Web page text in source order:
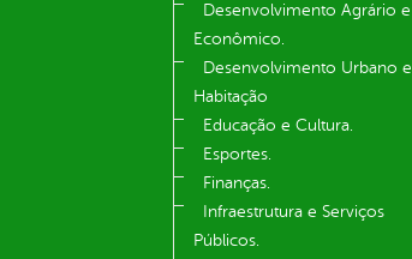
Desenvolvimento Agrário e
Econômico.
Desenvolvimento Urbano e
Habitação
Educação e Cultura.
Esportes.
Finanças.
Infraestrutura e Serviços
Públicos.